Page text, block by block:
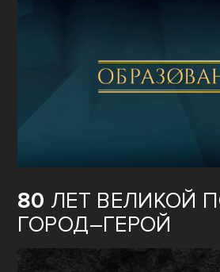
80 ЛЕТ ВЕЛИКОЙ
ГОРОД–ГЕРОЙ